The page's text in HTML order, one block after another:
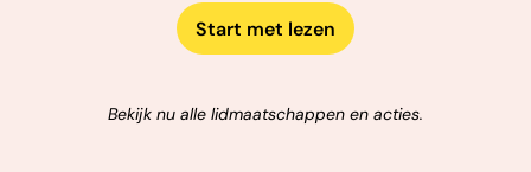
Start met lezen
Bekijk nu alle lidmaatschappen en acties.